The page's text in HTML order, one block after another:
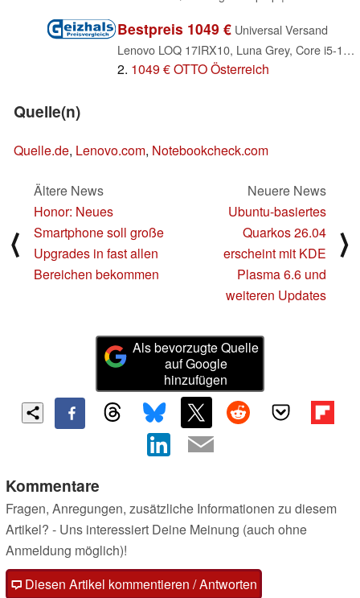
Bestpreis 1049 € Universal Versand
Lenovo LOQ 17IRX10, Luna Grey, Core i5-13450HX, 16GB RAM, 512GB SSD, GeForce RTX 5050, DE (83JH006UGE)
2. 1049 € OTTO Österreich
Quelle(n)
Quelle.de, Lenovo.com, Notebookcheck.com
⟨
Ältere News
Honor: Neues
Smartphone soll große
Upgrades in fast allen
Bereichen bekommen
Neuere News
Ubuntu-basiertes
Quarkos 26.04
erscheint mit KDE
Plasma 6.6 und
weiteren Updates
⟩
Als bevorzugte Quelle
auf Google
hinzufügen
Kommentare
Fragen, Anregungen, zusätzliche Informationen zu diesem
Artikel? - Uns interessiert Deine Meinung (auch ohne
Anmeldung möglich)!
Diesen Artikel kommentieren / Antworten